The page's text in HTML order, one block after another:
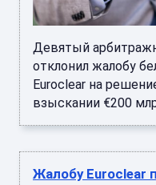
Девятый
отклонил жалобу
Euroclear на
взыскании €200
Жалобу Euroclear